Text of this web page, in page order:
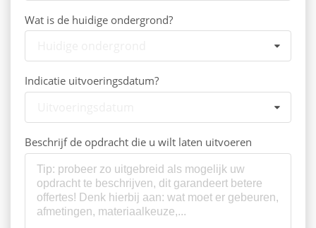
Wat is de huidige ondergrond?
Indicatie uitvoeringsdatum?
Beschrijf de opdracht die u wilt laten uitvoeren